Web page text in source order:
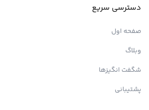
دسترسی سریع
صفحه اول
وبلاگ
شگفت انگیزها
پشتیبانی